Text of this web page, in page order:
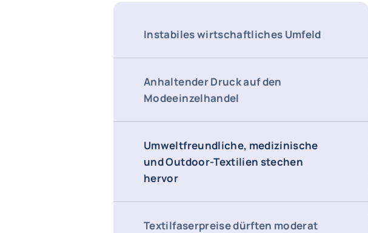
Instabiles wirtschaftliches Umfeld
Anhaltender Druck auf den
Modeeinzelhandel
Umweltfreundliche, medizinische
und Outdoor-Textilien stechen
hervor
Textilfaserpreise dürften moderat